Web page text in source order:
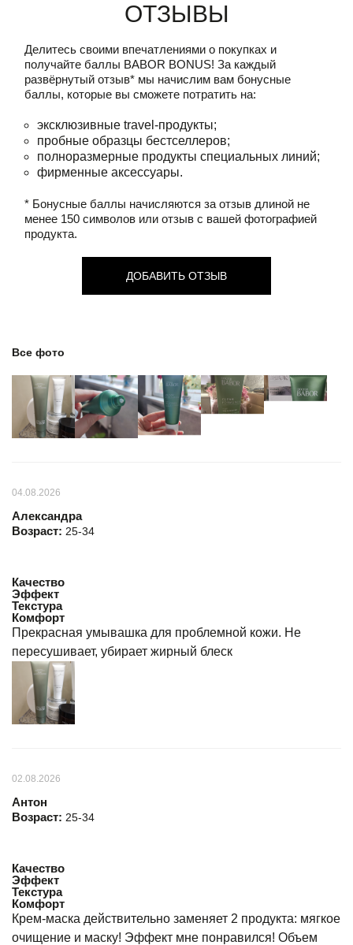
Отзывы
Делитесь своими впечатлениями о покупках и
получайте баллы BABOR BONUS! За каждый
развёрнутый отзыв* мы начислим вам бонусные
баллы, которые вы сможете потратить на:
эксклюзивные travel-продукты;
пробные образцы бестселлеров;
полноразмерные продукты специальных линий;
фирменные аксессуары.
* Бонусные баллы начисляются за отзыв длиной не
менее 150 символов или отзыв с вашей фотографией
продукта.
ДОБАВИТЬ ОТЗЫВ
Все фото
04.08.2026
Александра
Возраст: 25-34
Качество
Эффект
Текстура
Комфорт
Прекрасная умывашка для проблемной кожи. Не
пересушивает, убирает жирный блеск
02.08.2026
Антон
Возраст: 25-34
Качество
Эффект
Текстура
Комфорт
Крем-маска действительно заменяет 2 продукта: мягкое
очищение и маску! Эффект мне понравился! Объем